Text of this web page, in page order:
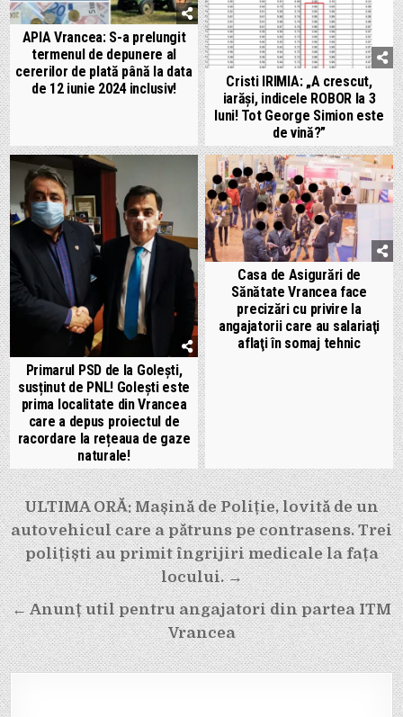
APIA Vrancea: S-a prelungit
termenul de depunere al
cererilor de plată până la data
de 12 iunie 2024 inclusiv!
Cristi IRIMIA: „A crescut,
iarăși, indicele ROBOR la 3
luni! Tot George Simion este
de vină?”
Primarul PSD de la Golești,
susținut de PNL! Golești este
prima localitate din Vrancea
care a depus proiectul de
racordare la rețeaua de gaze
naturale!
Casa de Asigurări de
Sănătate Vrancea face
precizări cu privire la
angajatorii care au salariaţi
aflaţi în somaj tehnic
Navigare
în
articole
ULTIMA ORĂ: Mașină de Poliție, lovită de un
autovehicul care a pătruns pe contrasens. Trei
polițiști au primit îngrijiri medicale la fața
locului. →
← Anunț util pentru angajatori din partea ITM
Vrancea